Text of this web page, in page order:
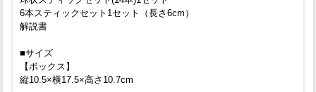
6本スティックセット1セット（長さ6cm）
解説書
■サイズ
【ボックス】
縦10.5×横17.5×高さ10.7cm